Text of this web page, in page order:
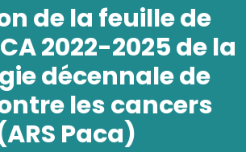
de la feuille de
2022-2025 de la
décennale de
les cancers
Paca)